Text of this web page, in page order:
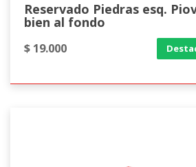
Reservado Piedras esq.
bien al fondo
$ 19.000